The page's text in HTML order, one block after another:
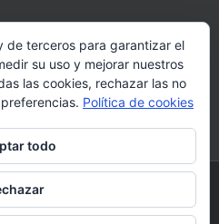
C.B. Todos los derechos reservados |
de terceros para garantizar el
su uso y mejorar nuestros
las cookies, rechazar las no
Política de cookies
todo